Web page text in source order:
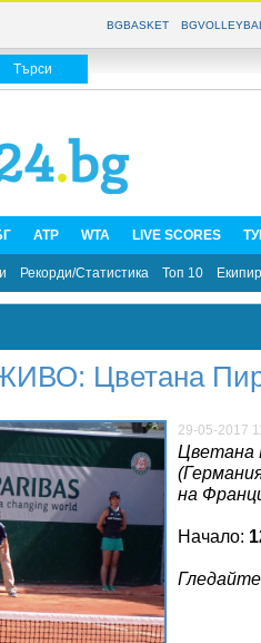
BGBASKET
ATP WTA LIVE SCORES
Рекорди/Статистика Топ 10
Цветана
29-05-2017
Цветана
на
Начало: